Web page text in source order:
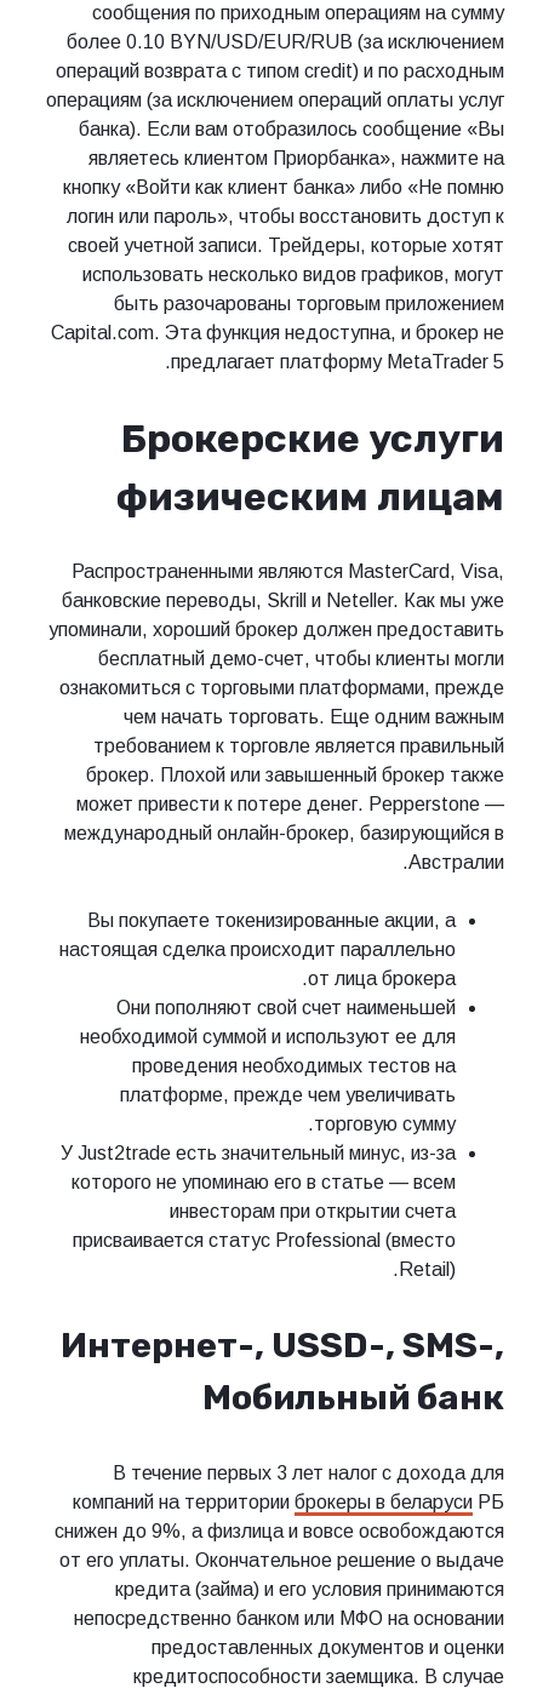
сообщения по приходным операциям на сумму
более 0.10 BYN/USD/EUR/RUB (за исключением
операций возврата с типом credit) и по расходным
операциям (за исключением операций оплаты услуг
банка). Если вам отобразилось сообщение «Вы
являетесь клиентом Приорбанка», нажмите на
кнопку «Войти как клиент банка» либо «Не помню
логин или пароль», чтобы восстановить доступ к
своей учетной записи. Трейдеры, которые хотят
использовать несколько видов графиков, могут
быть разочарованы торговым приложением
Capital.com. Эта функция недоступна, и брокер не
предлагает платформу MetaTrader 5.
Брокерские услуги
физическим лицам
Распространенными являются MasterCard, Visa,
банковские переводы, Skrill и Neteller. Как мы уже
упоминали, хороший брокер должен предоставить
бесплатный демо-счет, чтобы клиенты могли
ознакомиться с торговыми платформами, прежде
чем начать торговать. Еще одним важным
требованием к торговле является правильный
брокер. Плохой или завышенный брокер также
может привести к потере денег. Pepperstone —
международный онлайн-брокер, базирующийся в
Австралии.
Вы покупаете токенизированные акции, а
настоящая сделка происходит параллельно
от лица брокера.
Они пополняют свой счет наименьшей
необходимой суммой и используют ее для
проведения необходимых тестов на
платформе, прежде чем увеличивать
торговую сумму.
У Just2trade есть значительный минус, из-за
которого не упоминаю его в статье — всем
инвесторам при открытии счета
присваивается статус Professional (вместо
Retail).
Интернет-, USSD-, SMS-,
Мобильный банк
В течение первых 3 лет налог с дохода для
компаний на территории брокеры в беларуси РБ
снижен до 9%, а физлица и вовсе освобождаются
от его уплаты. Окончательное решение о выдаче
кредита (займа) и его условия принимаются
непосредственно банком или МФО на основании
предоставленных документов и оценки
кредитоспособности заемщика. В случае